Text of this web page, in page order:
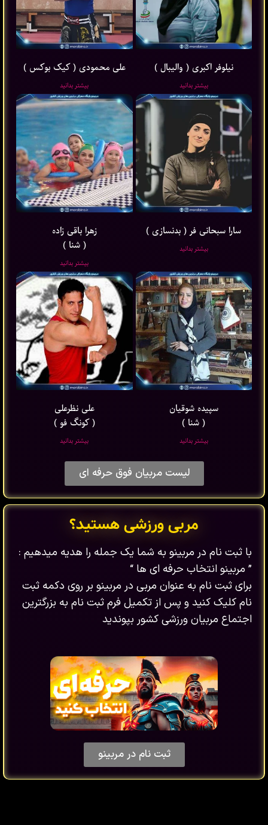
نیلوفر اکبری ( والیبال )
بیشتر بدانید
علی محمودی ( کیک بوکس )
بیشتر بدانید
سارا سبحانی فر ( بدنسازی )
بیشتر بدانید
زهرا باقی ‌زاده
( شنا )
بیشتر بدانید
سپیده شوقیان
( شنا )
بیشتر بدانید
علی نظرعلی
( کونگ فو )
بیشتر بدانید
لیست مربیان فوق حرفه ای
مربی ورزشی هستید؟
با ثبت نام در مربینو به شما یک جمله را هدیه میدهیم :
” مربینو انتخاب حرفه ای ها “
برای ثبت نام به عنوان مربی در مربینو بر روی دکمه ثبت
نام کلیک کنید و پس از تکمیل فرم ثبت نام به بزرگترین
اجتماع مربیان ورزشی کشور بپوندید
ثبت نام در مربینو